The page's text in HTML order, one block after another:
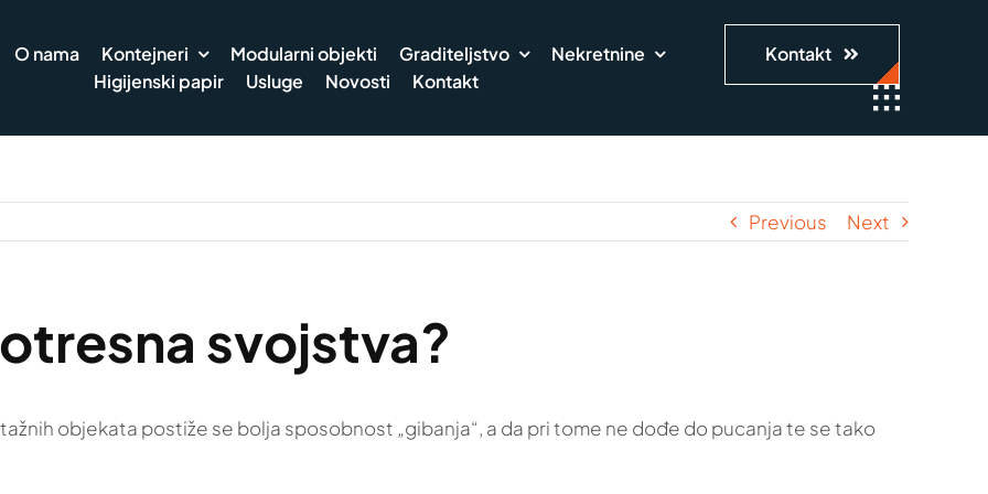
O nama Kontejneri Modularni objekti Graditeljstvo
Nekretnine
Higijenski papir
Usluge Novosti Kontakt
Kontakt
Previous Next
svojstva?
objekata postiže se bolja sposobnost „gibanja“, a da pri tome ne dođe do pucanja te se tako